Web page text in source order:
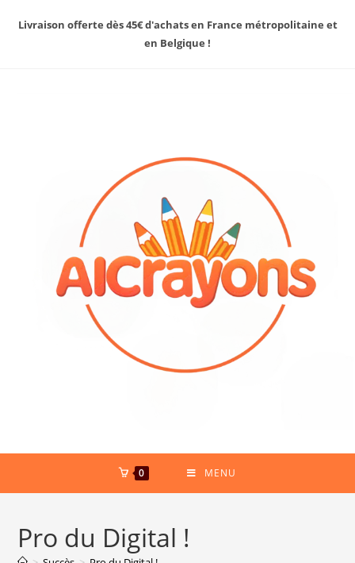
Livraison offerte dès 45€ d'achats en France métropolitaine et
en Belgique !
0 MENU
Pro du Digital !